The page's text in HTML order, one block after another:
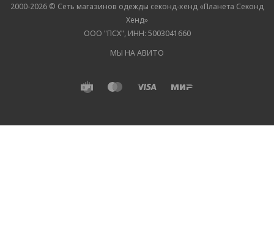
2000-2026 © Сеть магазинов одежды секонд-хенд «Планета Секонд
Хенд»
ООО "ПСХ", ИНН: 5003041660
МЫ НА АВИТО